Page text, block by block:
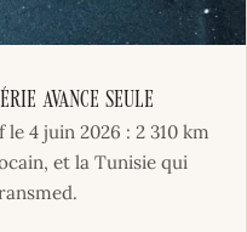
avance seule
4 juin 2026 : 2 310 km
et la Tunisie qui